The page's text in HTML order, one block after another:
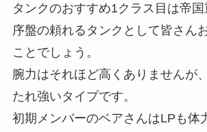
タンクのおすすめ1クラス目は帝国
序盤の頼れるタンクとして皆さん
ことでしょう。
腕力はそれほど高くありませんが
たれ強いタイプです。
初期メンバーのベアさんはLPも体